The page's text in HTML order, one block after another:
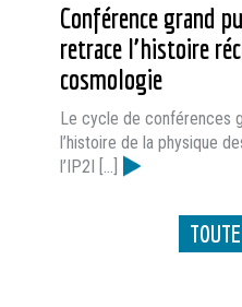
Conférence grand
retrace l’histoire
cosmologie
Le cycle de conférences
l’histoire de la physique
l’IP2I […]